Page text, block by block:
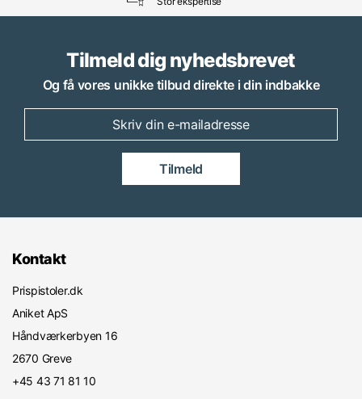
Tilmeld dig nyhedsbrevet
Og få vores unikke tilbud direkte i din indbakke
Tilmeld
Kontakt
Prispistoler.dk
Aniket ApS
Håndværkerbyen 16
2670 Greve
+45 43 71 81 10